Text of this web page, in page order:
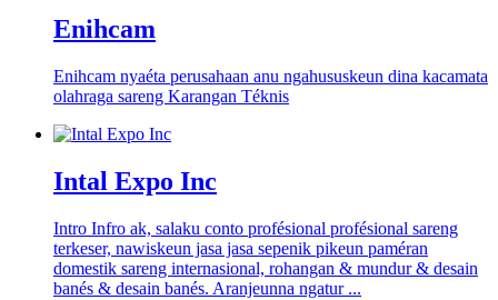
Enihcam
Enihcam nyaéta perusahaan anu ngahususkeun dina kacamata
olahraga sareng Karangan Téknis
Intal Expo Inc
Intro Infro ak, salaku conto profésional profésional sareng
terkeser, nawiskeun jasa jasa sepenik pikeun paméran
domestik sareng internasional, rohangan & mundur & desain
banés & desain banés. Aranjeunna ngatur ...